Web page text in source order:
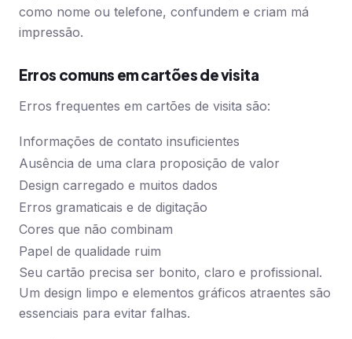
como nome ou telefone, confundem e criam má
impressão.
Erros comuns em cartões de visita
Erros frequentes em cartões de visita são:
Informações de contato insuficientes
Ausência de uma clara proposição de valor
Design carregado e muitos dados
Erros gramaticais e de digitação
Cores que não combinam
Papel de qualidade ruim
Seu cartão precisa ser bonito, claro e profissional.
Um design limpo e elementos gráficos atraentes são
essenciais para evitar falhas.